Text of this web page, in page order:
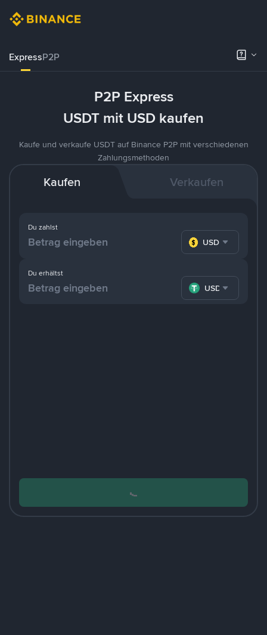
ExpressP2P
P2P Express
USDT mit USD kaufen
Kaufe und verkaufe USDT auf Binance P2P mit verschiedenen
Zahlungsmethoden
Kaufen Verkaufen
Du zahlst
USD
Du erhältst
USDT